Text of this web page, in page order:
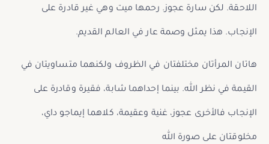
اللاحقة. لكن سارة عجوز. رحمها ميت وهي غير قادرة على
الإنجاب. هذا يمثل وصمة عار في العالم القديم.
هاتان المرأتان مختلفتان في الظروف ولكنهما متساويتان في
القيمة في نظر الله. بينما إحداهما شابة، فقيرة وقادرة على
الإنجاب فالأخرى عجوز، غنية وعقيمة، كلاهما إيماجو داي،
مخلوقتان على صورة الله